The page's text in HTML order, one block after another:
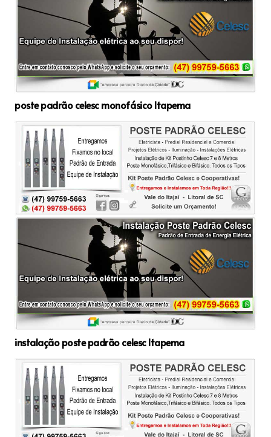
poste padrão celesc monofásico Itapema
instalação poste padrão celesc Itapema